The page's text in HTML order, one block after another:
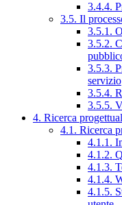
3.4.4.
3.5. Il
3.5.1.
3.5.2.
3.5.3.
servizio
3.5.4.
3.5.5.
4. Ricerca
4.1. Ricerca
4.1.1.
4.1.2.
4.1.3.
4.1.4.
4.1.5.